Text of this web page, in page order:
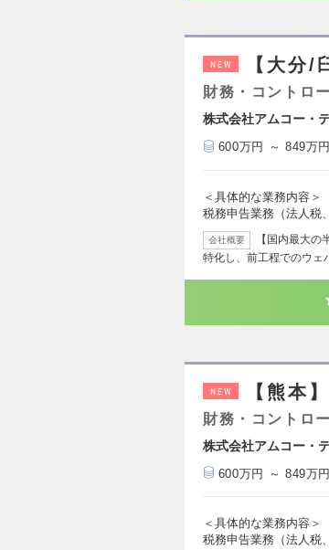
NEW 【大分/
財務・コントロ
株式会社アムコー・
600万円 ～ 849万円
＜具体的な業務内容＞
税務申告業務（法人税
会社概要
【国内最大
特化し、前工程でのウェ
NEW 【熊本
財務・コントロ
株式会社アムコー・
600万円 ～ 849万円
＜具体的な業務内容＞
税務申告業務（法人税